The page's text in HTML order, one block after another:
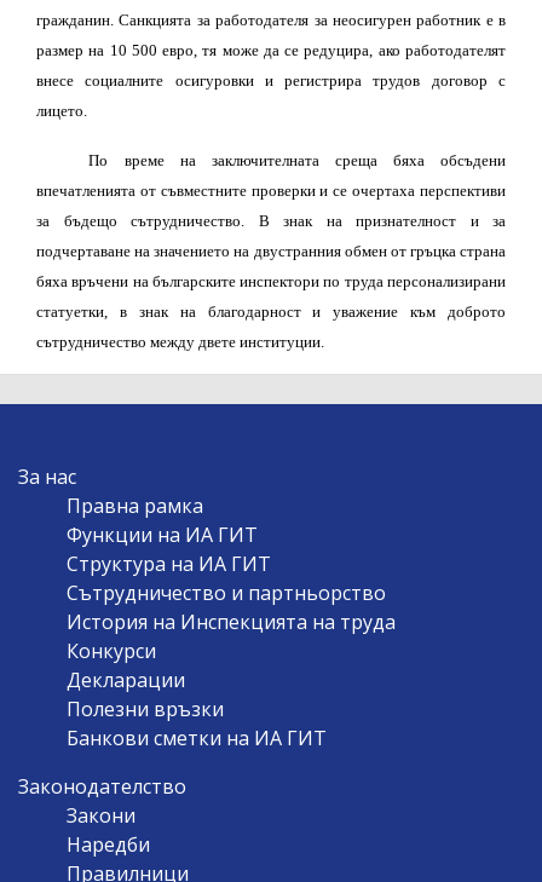
гражданин. Санкцията за работодателя за неосигурен работник е в
размер на 10 500 евро, тя може да се редуцира, ако работодателят
внесе социалните осигуровки и регистрира трудов договор с
лицето.
По време на заключителната среща бяха обсъдени
впечатленията от съвместните проверки и се очертаха перспективи
за бъдещо сътрудничество. В знак на признателност и за
подчертаване на значението на двустранния обмен от гръцка страна
бяха връчени на българските инспектори по труда персонализирани
статуетки, в знак на благодарност и уважение към доброто
сътрудничество между двете институции.
NAVIGATION
За нас
Правна рамка
Функции на ИА ГИТ
Структура на ИА ГИТ
Сътрудничество и партньорство
История на Инспекцията на труда
Конкурси
Декларации
Полезни връзки
Банкови сметки на ИА ГИТ
Законодателство
Закони
Наредби
Правилници